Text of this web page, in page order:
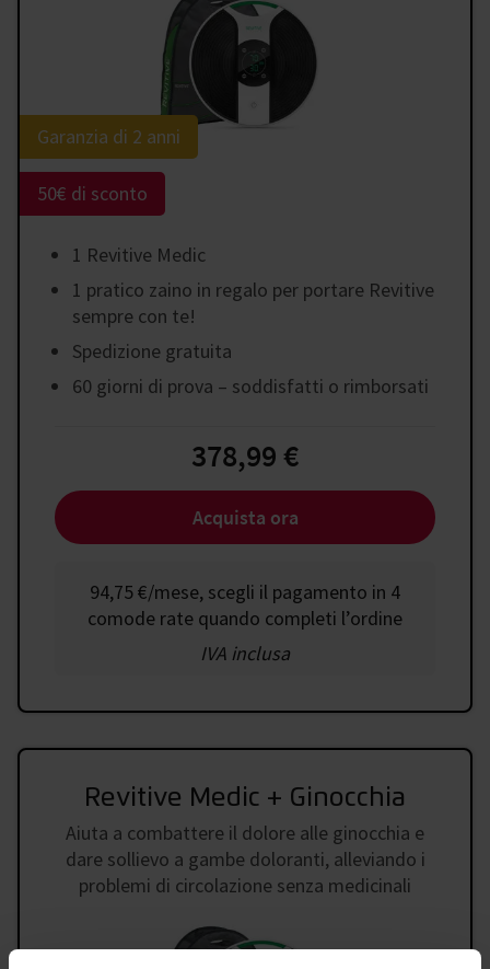
Garanzia di 2 anni
50€ di sconto
1 Revitive Medic
1 pratico zaino in regalo per portare Revitive
sempre con te!
Spedizione gratuita
60 giorni di prova – soddisfatti o rimborsati
378,99 €
Acquista ora
94,75 €/mese, scegli il pagamento in 4
comode rate quando completi l’ordine
IVA inclusa
Revitive Medic + Ginocchia
Aiuta a combattere il dolore alle ginocchia e
dare sollievo a gambe doloranti, alleviando i
problemi di circolazione senza medicinali